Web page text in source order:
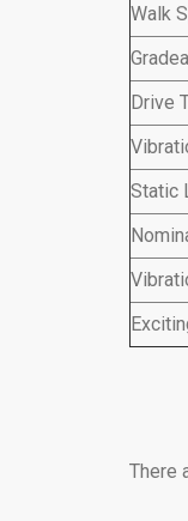
Walk
Drive
Static
There